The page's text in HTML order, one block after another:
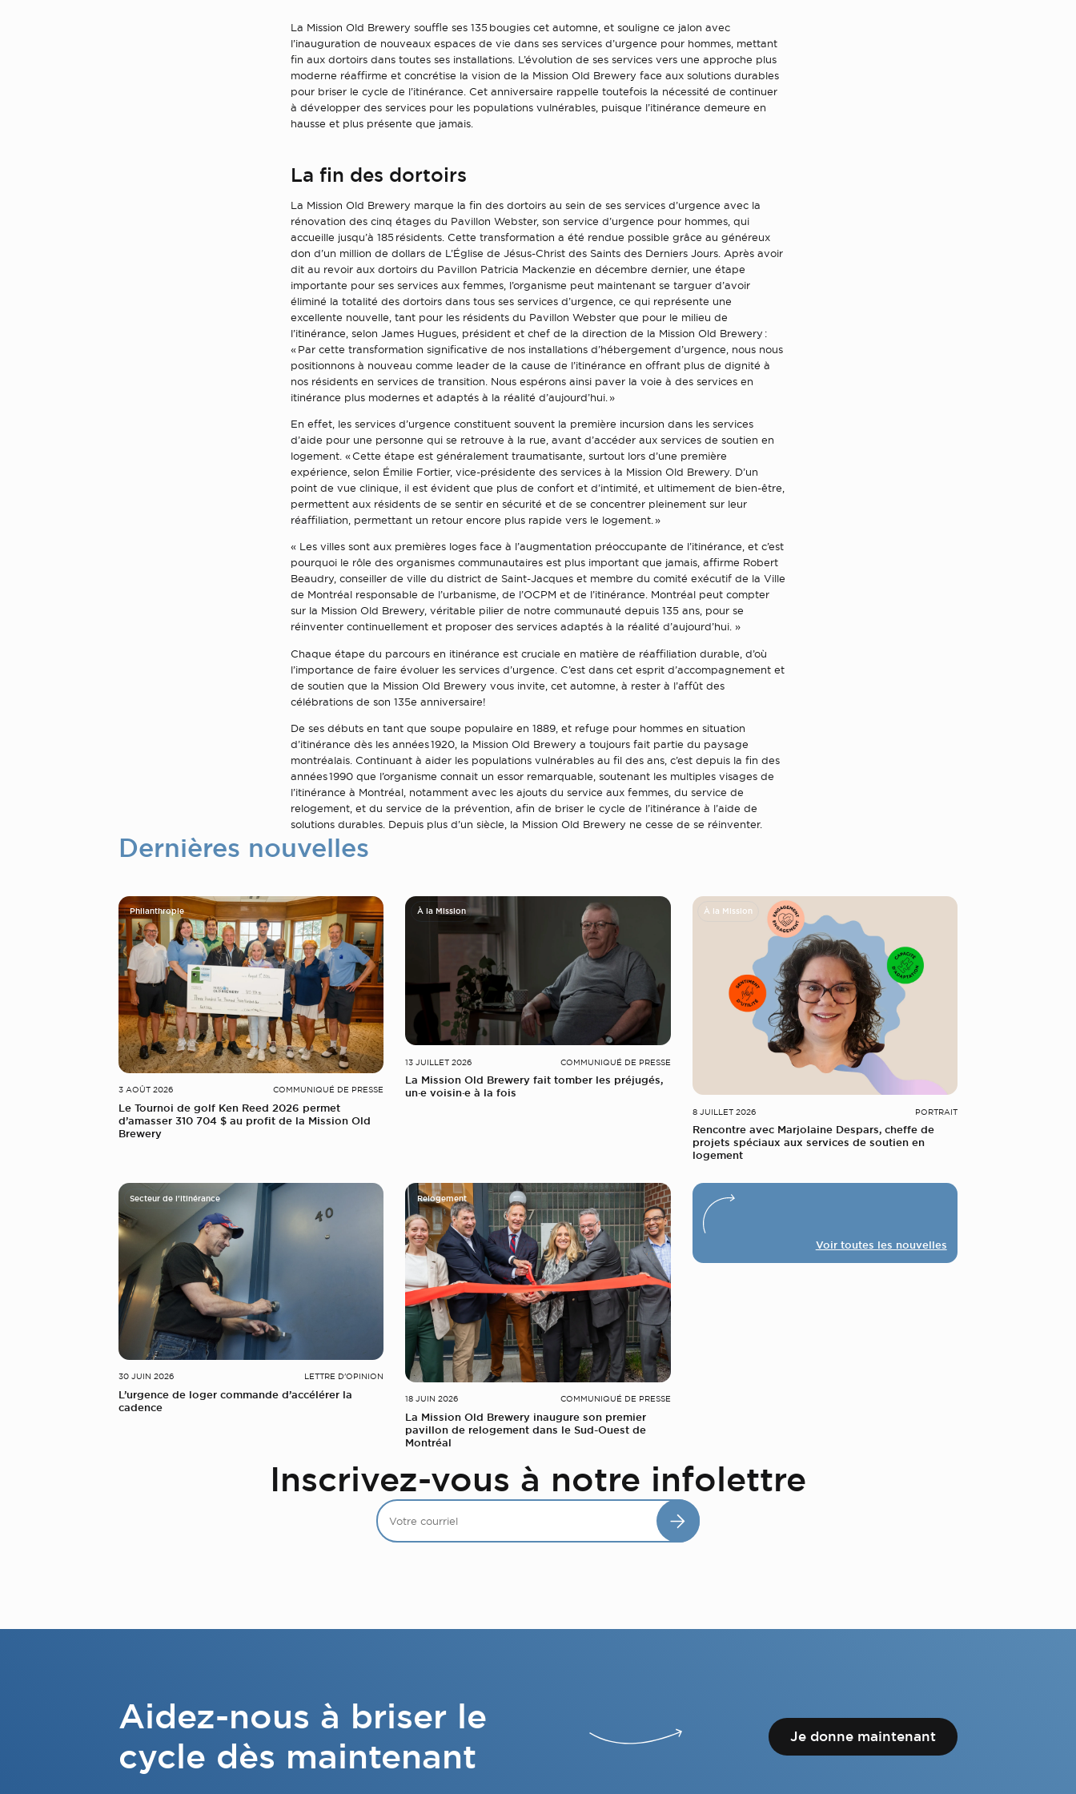
La Mission Old Brewery souffle ses 135 bougies cet automne, et souligne ce jalon avec
l’inauguration de nouveaux espaces de vie dans ses services d’urgence pour hommes, mettant
fin aux dortoirs dans toutes ses installations. L’évolution de ses services vers une approche plus
moderne réaffirme et concrétise la vision de la Mission Old Brewery face aux solutions durables
pour briser le cycle de l’itinérance. Cet anniversaire rappelle toutefois la nécessité de continuer
à développer des services pour les populations vulnérables, puisque l’itinérance demeure en
hausse et plus présente que jamais.
La fin des dortoirs
La Mission Old Brewery marque la fin des dortoirs au sein de ses services d’urgence avec la
rénovation des cinq étages du Pavillon Webster, son service d’urgence pour hommes, qui
accueille jusqu’à 185 résidents. Cette transformation a été rendue possible grâce au généreux
don d’un million de dollars de L’Église de Jésus-Christ des Saints des Derniers Jours. Après avoir
dit au revoir aux dortoirs du Pavillon Patricia Mackenzie en décembre dernier, une étape
importante pour ses services aux femmes, l’organisme peut maintenant se targuer d’avoir
éliminé la totalité des dortoirs dans tous ses services d’urgence, ce qui représente une
excellente nouvelle, tant pour les résidents du Pavillon Webster que pour le milieu de
l’itinérance, selon James Hugues, président et chef de la direction de la Mission Old Brewery :
« Par cette transformation significative de nos installations d’hébergement d’urgence, nous nous
positionnons à nouveau comme leader de la cause de l’itinérance en offrant plus de dignité à
nos résidents en services de transition. Nous espérons ainsi paver la voie à des services en
itinérance plus modernes et adaptés à la réalité d’aujourd’hui. »
En effet, les services d’urgence constituent souvent la première incursion dans les services
d’aide pour une personne qui se retrouve à la rue, avant d’accéder aux services de soutien en
logement. « Cette étape est généralement traumatisante, surtout lors d’une première
expérience, selon Émilie Fortier, vice-présidente des services à la Mission Old Brewery. D’un
point de vue clinique, il est évident que plus de confort et d’intimité, et ultimement de bien-être,
permettent aux résidents de se sentir en sécurité et de se concentrer pleinement sur leur
réaffiliation, permettant un retour encore plus rapide vers le logement. »
« Les villes sont aux premières loges face à l’augmentation préoccupante de l’itinérance, et c’est
pourquoi le rôle des organismes communautaires est plus important que jamais, affirme Robert
Beaudry, conseiller de ville du district de Saint-Jacques et membre du comité exécutif de la Ville
de Montréal responsable de l’urbanisme, de l’OCPM et de l’itinérance. Montréal peut compter
sur la Mission Old Brewery, véritable pilier de notre communauté depuis 135 ans, pour se
réinventer continuellement et proposer des services adaptés à la réalité d’aujourd’hui. »
Chaque étape du parcours en itinérance est cruciale en matière de réaffiliation durable, d’où
l’importance de faire évoluer les services d’urgence. C’est dans cet esprit d’accompagnement et
de soutien que la Mission Old Brewery vous invite, cet automne, à rester à l’affût des
célébrations de son 135e anniversaire!
De ses débuts en tant que soupe populaire en 1889, et refuge pour hommes en situation
d’itinérance dès les années 1920, la Mission Old Brewery a toujours fait partie du paysage
montréalais. Continuant à aider les populations vulnérables au fil des ans, c’est depuis la fin des
années 1990 que l’organisme connait un essor remarquable, soutenant les multiples visages de
l’itinérance à Montréal, notamment avec les ajouts du service aux femmes, du service de
relogement, et du service de la prévention, afin de briser le cycle de l’itinérance à l’aide de
solutions durables. Depuis plus d’un siècle, la Mission Old Brewery ne cesse de se réinventer.
Dernières nouvelles
Philanthropie
3 AOÛT 2026 COMMUNIQUÉ DE PRESSE
Le Tournoi de golf Ken Reed 2026 permet
d’amasser 310 704 $ au profit de la Mission Old
Brewery
À la Mission
13 JUILLET 2026 COMMUNIQUÉ DE PRESSE
La Mission Old Brewery fait tomber les préjugés,
un·e voisin·e à la fois
À la Mission
8 JUILLET 2026 PORTRAIT
Rencontre avec Marjolaine Despars, cheffe de
projets spéciaux aux services de soutien en
logement
Secteur de l'itinérance
30 JUIN 2026 LETTRE D'OPINION
L’urgence de loger commande d’accélérer la
cadence
Relogement
18 JUIN 2026 COMMUNIQUÉ DE PRESSE
La Mission Old Brewery inaugure son premier
pavillon de relogement dans le Sud-Ouest de
Montréal
Voir toutes les nouvelles
Inscrivez-vous à notre infolettre
Aidez-nous à briser le
cycle dès maintenant
Je donne maintenant